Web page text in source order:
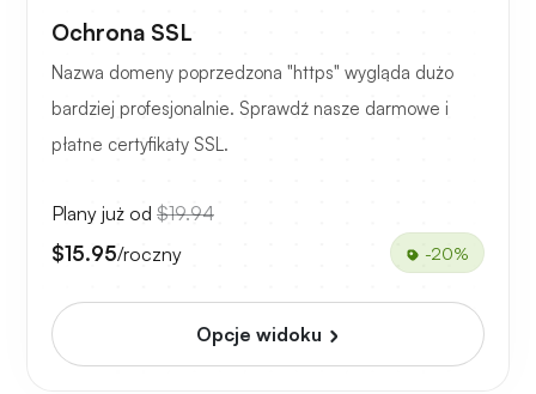
Ochrona SSL
Nazwa domeny poprzedzona "https" wygląda dużo
bardziej profesjonalnie. Sprawdź nasze darmowe i
płatne certyfikaty SSL.
Plany już od $19.94
$15.95/roczny -20%
Opcje widoku